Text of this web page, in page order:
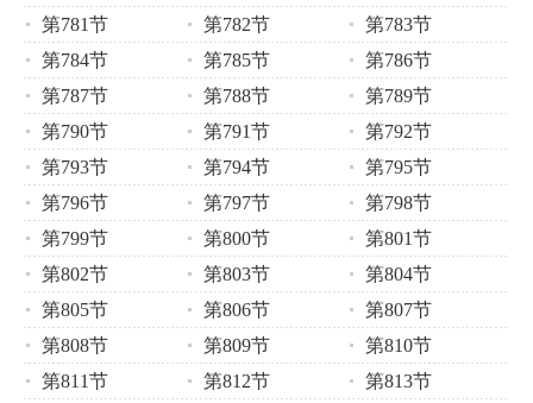
第781节
第782节
第783节
第784节
第785节
第786节
第787节
第788节
第789节
第790节
第791节
第792节
第793节
第794节
第795节
第796节
第797节
第798节
第799节
第800节
第801节
第802节
第803节
第804节
第805节
第806节
第807节
第808节
第809节
第810节
第811节
第812节
第813节